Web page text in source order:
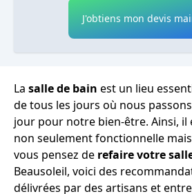
J'obtiens mon devis
La salle de bain est un lieu
de tous les jours où nous
jour pour notre bien-être. Ainsi, il
non seulement fonctionnelle
vous pensez de refaire votre
Beausoleil, voici des
délivrées par des artisans et